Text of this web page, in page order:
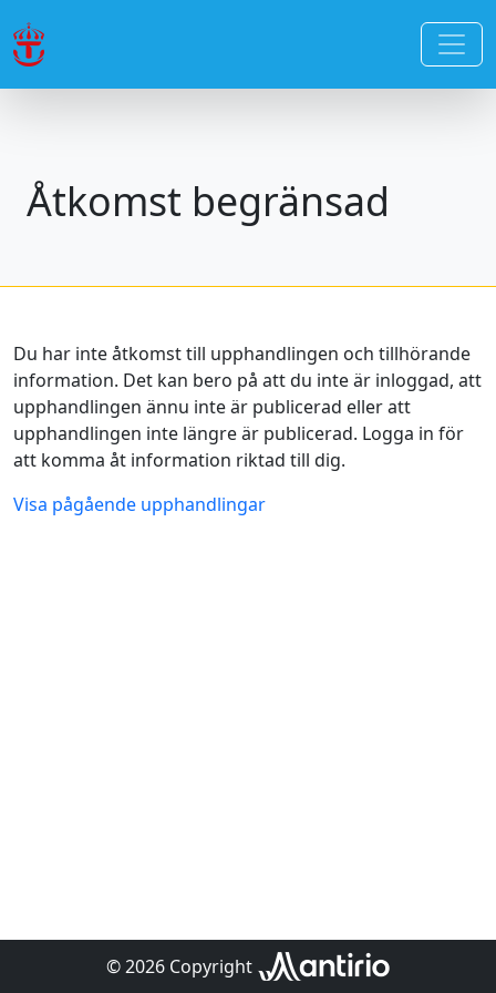
Åtkomst begränsad
Du har inte åtkomst till upphandlingen och tillhörande
information. Det kan bero på att du inte är inloggad, att
upphandlingen ännu inte är publicerad eller att
upphandlingen inte längre är publicerad. Logga in för
att komma åt information riktad till dig.
Visa pågående upphandlingar
© 2026 Copyright